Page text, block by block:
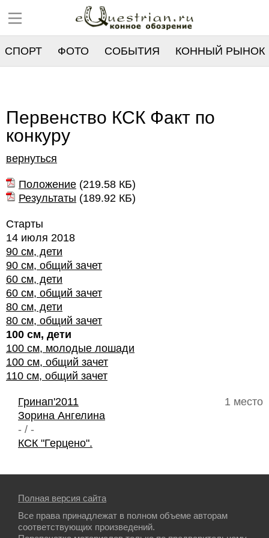
СПОРТ ФОТО СОБЫТИЯ КОННЫЙ РЫНОК
Первенство КСК Факт по
конкуру
вернуться
Положение (219.58 КБ)
Результаты (189.92 КБ)
Старты
14 июля 2018
90 см, дети
90 см, общий зачет
60 см, дети
60 см, общий зачет
80 см, дети
80 см, общий зачет
100 см, дети
100 см, молодые лошади
100 см, общий зачет
110 см, общий зачет
1 место
Гринап'2011
Зорина Ангелина
- / -
КСК "Герцено".
Полная версия сайта
Все права принадлежат в полном объеме авторам
соответствующих произведений.